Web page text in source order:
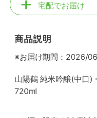
宅配でお届け
商品説明
※お届け期間：2026/
山陽鶴 純米吟醸(中口)
720ml